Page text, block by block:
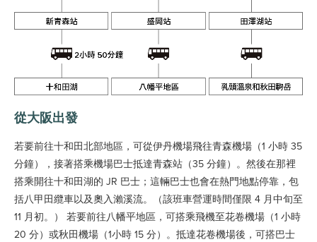
從大阪出發
若要前往十和田北部地區，可從伊丹機場飛往青森機場（1 小時 35
分鐘），接著搭乘機場巴士抵達青森站（35 分鐘）。然後在那裡
搭乘開往十和田湖的 JR 巴士；這輛巴士也會在熱門地點停靠，包
括八甲田纜車以及奧入瀨溪流。（該班車營運時間僅限 4 月中旬至
11 月初。） 若要前往八幡平地區，可搭乘飛機至花卷機場（1 小時
20 分）或秋田機場（1小時 15 分）。抵達花卷機場後，可搭巴士